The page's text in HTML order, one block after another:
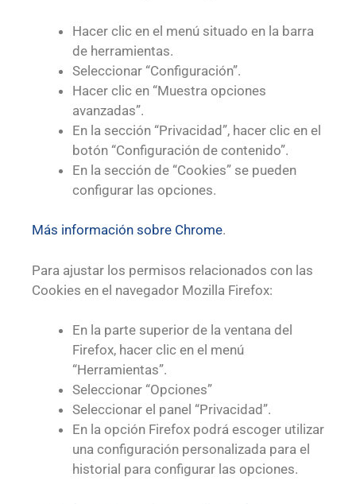
Hacer clic en el menú situado en la barra
de herramientas.
Seleccionar “Configuración”.
Hacer clic en “Muestra opciones
avanzadas”.
En la sección “Privacidad”, hacer clic en el
botón “Configuración de contenido”.
En la sección de “Cookies” se pueden
configurar las opciones.
Más información sobre Chrome.
Para ajustar los permisos relacionados con las
Cookies en el navegador Mozilla Firefox:
En la parte superior de la ventana del
Firefox, hacer clic en el menú
“Herramientas”.
Seleccionar “Opciones”
Seleccionar el panel “Privacidad”.
En la opción Firefox podrá escoger utilizar
una configuración personalizada para el
historial para configurar las opciones.